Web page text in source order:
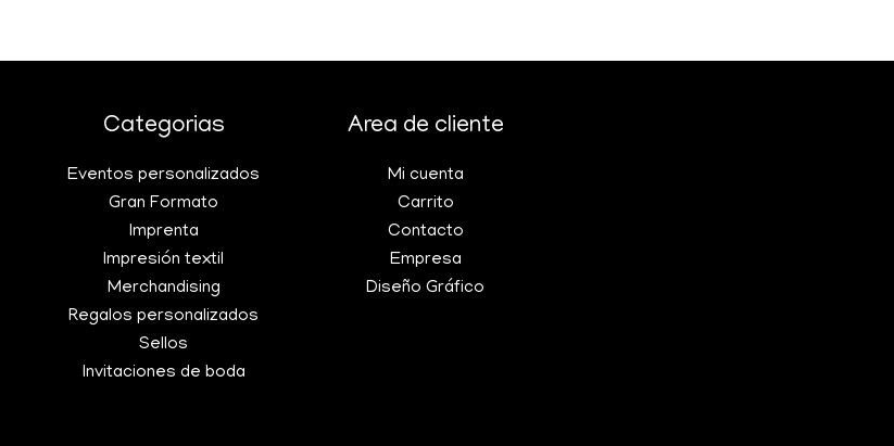
Categorias
Eventos personalizados
Gran Formato
Imprenta
Impresión textil
Merchandising
Regalos personalizados
Sellos
Invitaciones de boda
Area de cliente
Mi cuenta
Carrito
Contacto
Empresa
Diseño Gráfico